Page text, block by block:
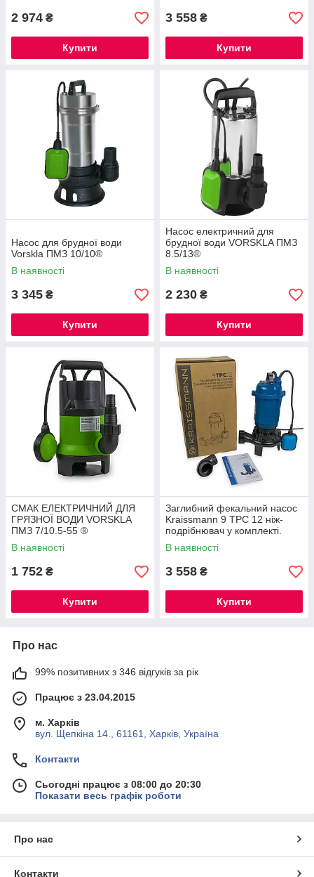
2 974 ₴
Купити
3 558 ₴
Купити
Насос для брудної води
Vorskla ПМЗ 10/10®
В наявності
3 345 ₴
Купити
Насос електричний для
брудної води VORSKLA ПМЗ
8.5/13®
В наявності
2 230 ₴
Купити
СМАК ЕЛЕКТРИЧНИЙ ДЛЯ
ГРЯЗНОЇ ВОДИ VORSKLA
ПМЗ 7/10.5-55 ®
В наявності
1 752 ₴
Купити
Заглибний фекальний насос
Kraissmann 9 TPC 12 ніж-
подрібнювач у комплекті.
Насос дренажний ®
В наявності
3 558 ₴
Купити
Про нас
99% позитивних з 346 відгуків за рік
Працює з 23.04.2015
м. Харків
вул. Щепкіна 14., 61161, Харків, Україна
Контакти
Сьогодні працює з 08:00 до 20:30
Показати весь графік роботи
Про нас
Контакти